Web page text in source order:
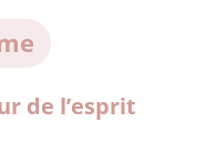
de l’esprit